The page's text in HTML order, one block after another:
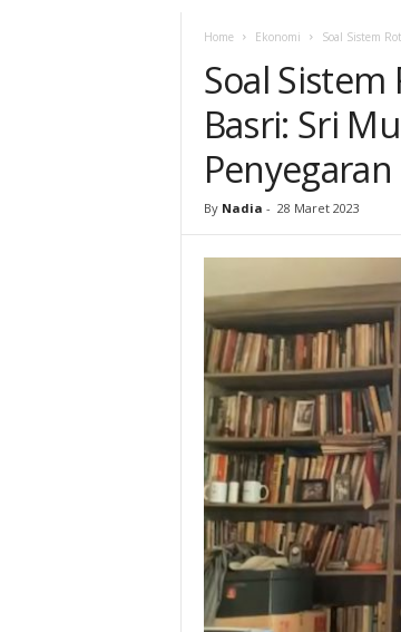
Home Ekonomi Soal Sistem
Soal Sistem
Basri: Sri
Penyegaran
By Nadia - 28 Maret 2023